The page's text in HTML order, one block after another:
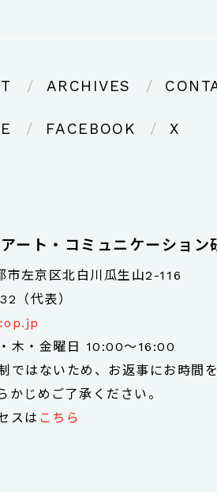
ARCHIVES
FACEBOOK X
ート・コミュニケーション
左京区北白川瓜生山2-116
（代表）
木・金曜日 10:00～16:00
ではないため、お返事にお時間
かじめご了承ください。
スは こちら